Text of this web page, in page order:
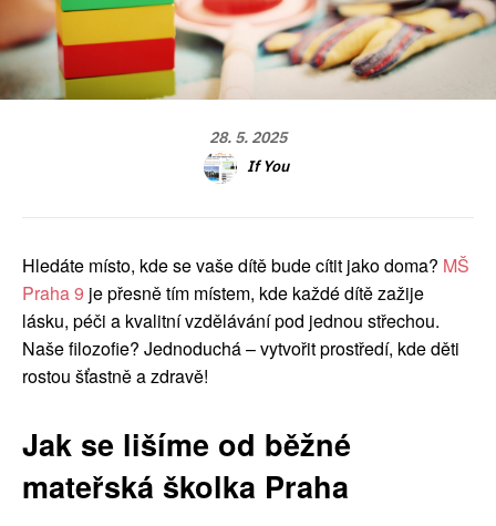
28. 5. 2025
If You
Hledáte místo, kde se vaše dítě bude cítit jako doma? MŠ
Praha 9 je přesně tím místem, kde každé dítě zažije
lásku, péči a kvalitní vzdělávání pod jednou střechou.
Naše filozofie? Jednoduchá – vytvořit prostředí, kde děti
rostou šťastně a zdravě!
Jak se lišíme od běžné
mateřská školka Praha